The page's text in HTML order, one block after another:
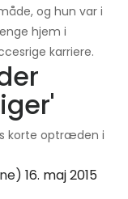
og hun var i
hjem i
karriere.
korte optræden i
16. maj 2015